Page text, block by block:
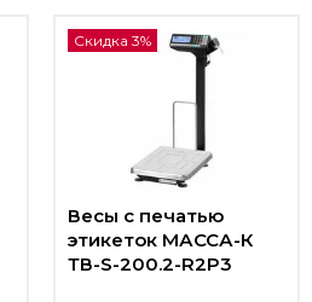
Скидка 3%
Весы с печатью
этикеток МАССА-К
ТВ-S-200.2-R2P3